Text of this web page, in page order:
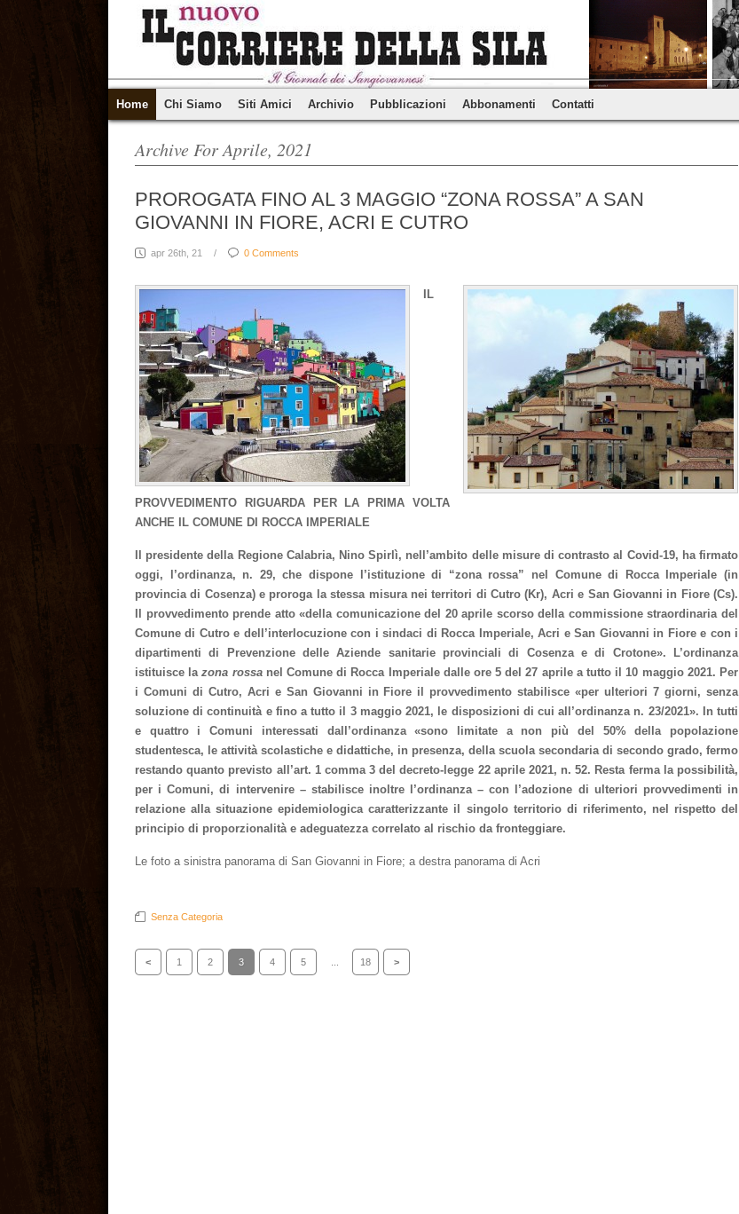
Home Chi Siamo Siti Amici Archivio Pubblicazioni Abbonamenti Contatti
Archive For Aprile, 2021
PROROGATA FINO AL 3 MAGGIO “ZONA ROSSA” A SAN
GIOVANNI IN FIORE, ACRI E CUTRO
apr 26th, 21 / 0 Comments
IL
PROVVEDIMENTO RIGUARDA PER LA PRIMA VOLTA
ANCHE IL COMUNE DI ROCCA IMPERIALE
Il presidente della Regione Calabria, Nino Spirlì, nell’ambito delle misure di contrasto al Covid-19, ha firmato
oggi, l’ordinanza, n. 29, che dispone l’istituzione di “zona rossa” nel Comune di Rocca Imperiale (in
provincia di Cosenza) e proroga la stessa misura nei territori di Cutro (Kr), Acri e San Giovanni in Fiore (Cs).
Il provvedimento prende atto «della comunicazione del 20 aprile scorso della commissione straordinaria del
Comune di Cutro e dell’interlocuzione con i sindaci di Rocca Imperiale, Acri e San Giovanni in Fiore e con i
dipartimenti di Prevenzione delle Aziende sanitarie provinciali di Cosenza e di Crotone». L’ordinanza
istituisce lazona rossanel Comune di Rocca Imperiale dalle ore 5 del 27 aprile a tutto il 10 maggio 2021. Per
i Comuni di Cutro, Acri e San Giovanni in Fiore il provvedimento stabilisce «per ulteriori 7 giorni, senza
soluzione di continuità e fino a tutto il 3 maggio 2021, le disposizioni di cui all’ordinanza n. 23/2021». In tutti
e quattro i Comuni interessati dall’ordinanza «sono limitate a non più del 50% della popolazione
studentesca, le attività scolastiche e didattiche, in presenza, della scuola secondaria di secondo grado, fermo
restando quanto previsto all’art. 1 comma 3 del decreto-legge 22 aprile 2021, n. 52. Resta ferma la possibilità,
per i Comuni, di intervenire – stabilisce inoltre l’ordinanza – con l’adozione di ulteriori provvedimenti in
relazione alla situazione epidemiologica caratterizzante il singolo territorio di riferimento, nel rispetto del
principio di proporzionalità e adeguatezza correlato al rischio da fronteggiare.
Le foto a sinistra panorama di San Giovanni in Fiore; a destra panorama di Acri
Senza Categoria
< 1 2 3 4 5 18 >